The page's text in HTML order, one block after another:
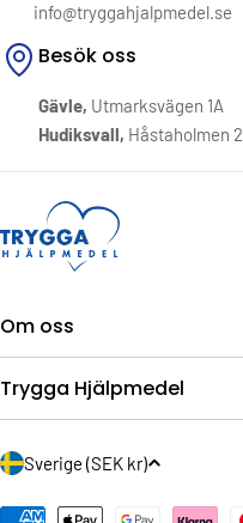
info@tryggahjalpmedel.se
Besök oss
Gävle, Utmarksvägen 1A
Hudiksvall, Håstaholmen 2
Om oss
Trygga Hjälpmedel
L
Sverige (SEK kr)